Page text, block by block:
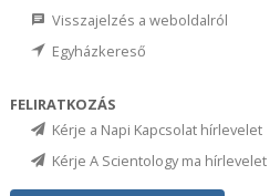
Visszajelzés a weboldalról
Egyházkereső
FELIRATKOZÁS
Kérje a Napi Kapcsolat hírlevelet
Kérje A Scientology ma hírlevelet